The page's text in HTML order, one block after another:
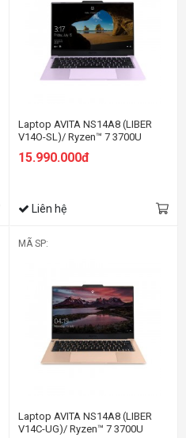
Laptop AVITA NS14A8 (LIBER
V14O-SL)/ Ryzen™ 7 3700U
15.990.000đ
Liên hệ
MÃ SP:
Laptop AVITA NS14A8 (LIBER
V14C-UG)/ Ryzen™ 7 3700U